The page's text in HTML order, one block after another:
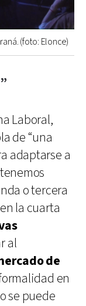
(foto: Elonce)
Laboral,
de “una
adaptarse a
o tercera
la cuarta
al
de
en
se puede